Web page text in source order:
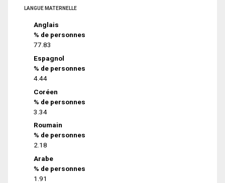
LANGUE MATERNELLE
Anglais
% de personnes
77.83
Espagnol
% de personnes
4.44
Coréen
% de personnes
3.34
Roumain
% de personnes
2.18
Arabe
% de personnes
1.91